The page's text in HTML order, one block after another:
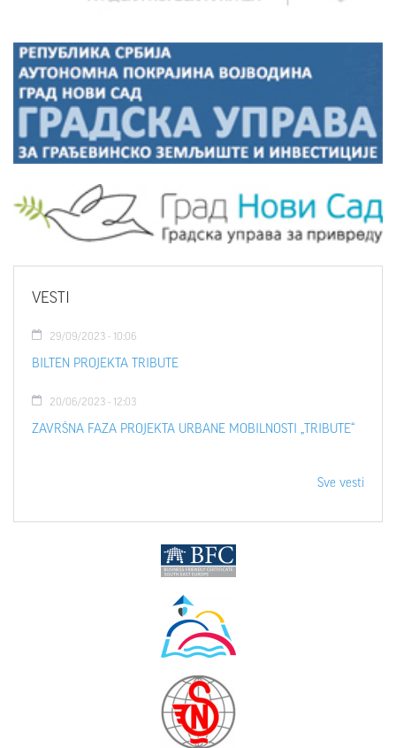
VESTI
29/09/2023 - 10:06
BILTEN PROJEKTA TRIBUTE
20/06/2023 - 12:03
ZAVRŠNA FAZA PROJEKTA URBANE MOBILNOSTI „TRIBUTE“
Sve vesti